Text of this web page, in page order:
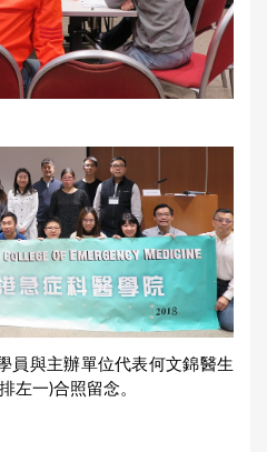
員與主辦單位代表何文錦醫生
左一)合照留念。